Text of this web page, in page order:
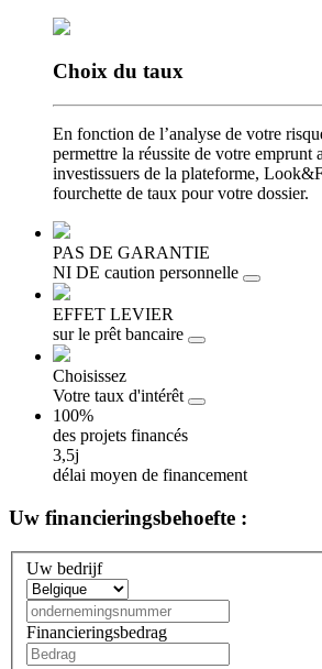
Choix du taux
En fonction de l’analyse de votre
permettre la réussite de votre emprunt
investissuers de la plateforme,
fourchette de taux pour votre dossier.
PAS DE GARANTIE
NI DE caution personnelle
EFFET LEVIER
sur le prêt bancaire
Choisissez
Votre taux d'intérêt
100%
des projets financés
3,5j
délai moyen de financement
Uw financieringsbehoefte :
Uw bedrijf
Financieringsbedrag